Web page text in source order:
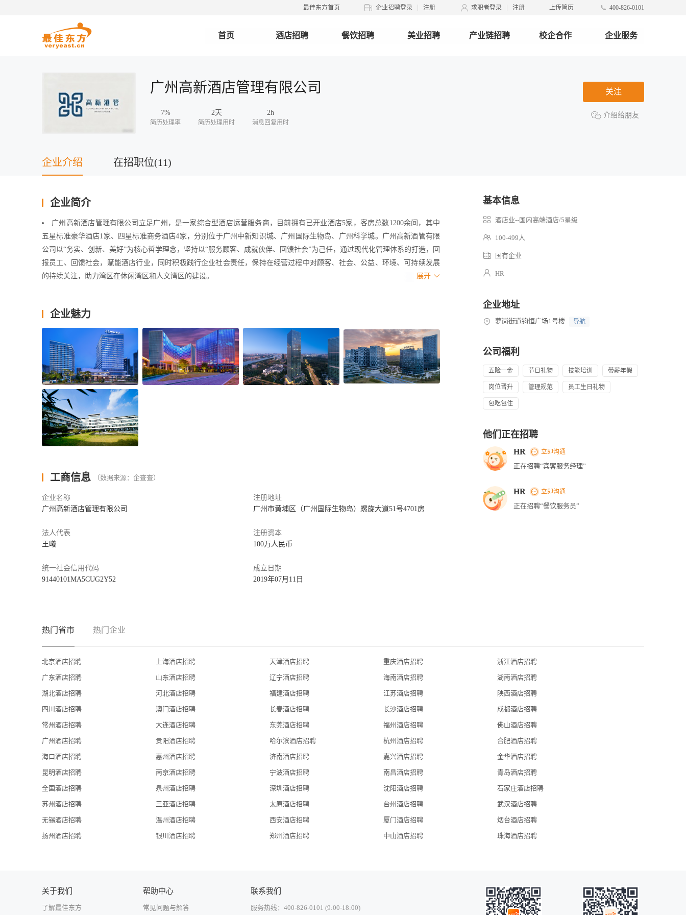
最佳东方首页 企业招聘登录 注册 求职者登录 注册 上传简历 400-826-0101
首页 酒店招聘 餐饮招聘 美业招聘 产业链招聘 校企合作 企业服务
广州高新酒店管理有限公司
7%
简历处理率
2天
简历处理用时
2h
消息回复用时
关注
介绍给朋友
企业介绍 在招职位(11)
企业简介
广州高新酒店管理有限公司立足广州，是一家综合型酒店运营服务商，目前拥有已开业酒店5家，客房总数1200余间，其中
五星标准豪华酒店1家、四星标准商务酒店4家，分别位于广州中新知识城、广州国际生物岛、广州科学城。广州高新酒管有限
公司以“务实、创新、美好”为核心哲学理念，坚持以“服务顾客、成就伙伴、回馈社会”为己任，通过现代化管理体系的打造，回
报员工、回馈社会，赋能酒店行业，同时积极践行企业社会责任，保持在经营过程中对顾客、社会、公益、环境、可持续发展
的持续关注，助力湾区在休闲湾区和人文湾区的建设。
MORDIN酒店又名开芯国际大酒店，是秉承合景泰富集团豪宅设计基因主打高级设计与奢华配套的全服务五星级酒店作为知识
城第一家五星级高端奢华酒店，遵循政府项目规则秉承建设初心和定位，突破常规空间设计超越传统现代奢华，营造贯穿室内
与花园的全局体验。“连接山林湖岸平衡都市丛林，艺术与生活相融合”的设计理念始终贯通于酒店各个空间。典雅考究的311间
客房，采用现代原木设计，彰显自然本色，简约装饰点缀浓郁岭南风韵。坐拥独特城市与园林视野，揽获凤凰湖、侧卧滨水公
园，生态园林环绕，尽收湖光绿色。客房甄选德国高端卫浴品牌系列用品，彰显贵族优雅气质，倾情打造一场非凡旅程，让您
如居家一般，尽享静谧的睡眠时光。酒店地址：广东省广州市黄埔区龙湖街道领创街9号
广州生物岛高新木莲庄酒店广州生物岛高新木莲庄酒店位于广州国际生物岛星岛环南路106号，毗邻地铁4号线官洲站，步行
约500米即可便利通达全城。从酒店出发，驱车前往珠江新城及琶洲会展中心仅约7公里车程。酒店拥有322间客房，配套餐厅，
洗衣房，会议室，行政空间等设施，辅以大堂书吧等休憩区域，于您在繁忙的商务活动中获得一份身体与心灵的宁静之享。客
房布草采用裸棉材质，零添加、无漂白，100%纯天然床品。床垫采用美国舒达品牌，精妙的弹簧支承结构，带给您每晚安静舒
适睡眠。酒店地址：广东省广州市黄埔区（广州国际生物岛）星岛环南路106号B3栋
核心位置。南依广州大学城、北望琶洲国际会展中心、东面遥望长洲岛、西面远眺广州果园生态保护区。融合了现代设计理念
意，更能将珠江江景及珠江新城CBD的城市胜景尽收眼底。此外，公寓内设有健身房、水疗区、游乐室等会所设施，无论是长
叠翠园、揽胜园及水墨园，发现生物岛一年四季独特的美。岛内6.6公里的环岛绿道，无论是沿江慢跑或是骑行，清新的空气、
绿意盎然的生态景观，不需远离繁华闹市也可享受悠哉的度假体验。酒店地址：广东省广州市黄埔区（广州国际生物岛）螺旋
广州知识城健芯国际大酒店健芯国际大酒店由广州高新区集团与木莲庄酒店集团联合打造，项目位于黄埔区九龙镇中新知识
城国际生物医药价值创新中心内，紧邻百济神州、GE龙沙、诺诚健华、P&G宝洁等大型企业，酒店定位中高端轻奢型商务酒
色，有免费停车场，提供丰富营养热早餐、燃动健身中心、焕新洗衣房、多功能会议厅、优雅大堂吧服务等，我们会为您提供
优质的服务，让您感受到健芯国际大酒店独具匠心的产品与服务。酒店地址：广东省广州市黄埔区九佛街生物医药园康兆二路
93号（广州中新知识城）
广州高新国羽木莲庄酒店 广州高新国羽木莲庄酒店位于广州科学城映日路1号，广州国际羽毛球培训中心旁，毗邻高德汇、
次交错的建筑空间设计，是欧式园林与科城体育公园完美融合的标识，让客人体验国际级体育配套设施带来的从容写意。酒店
本着诚信、关怀的经营理念，舒适、体贴的服务原则，感恩、厚德、敏行的企业文化，为您提供商务会议、餐饮、休闲娱乐、
运动健身、自助洗衣房，是商务出差的上佳选择。酒店地址：广东省广州市广州科学城映日路1号
展开
企业魅力
工商信息 （数据来源：企查查）
企业名称
广州高新酒店管理有限公司
注册地址
广州市黄埔区（广州国际生物岛）螺旋大道51号4701房
法人代表
王曦
注册资本
100万人民币
统一社会信用代码
91440101MA5CUG2Y52
成立日期
2019年07月11日
基本信息
酒店业--国内高端酒店/5星级
100-499人
国有企业
HR
企业地址
萝岗街道钧恒广场1号楼 导航
公司福利
五险一金 节日礼物 技能培训 带薪年假
岗位晋升 管理规范 员工生日礼物
包吃包住
他们正在招聘
HR 立即沟通
正在招聘“宾客服务经理”
HR 立即沟通
正在招聘“餐饮服务员”
热门省市 热门企业
北京酒店招聘 上海酒店招聘 天津酒店招聘 重庆酒店招聘 浙江酒店招聘
广东酒店招聘 山东酒店招聘 辽宁酒店招聘 海南酒店招聘 湖南酒店招聘
湖北酒店招聘 河北酒店招聘 福建酒店招聘 江苏酒店招聘 陕西酒店招聘
四川酒店招聘 澳门酒店招聘 长春酒店招聘 长沙酒店招聘 成都酒店招聘
常州酒店招聘 大连酒店招聘 东莞酒店招聘 福州酒店招聘 佛山酒店招聘
广州酒店招聘 贵阳酒店招聘 哈尔滨酒店招聘 杭州酒店招聘 合肥酒店招聘
海口酒店招聘 惠州酒店招聘 济南酒店招聘 嘉兴酒店招聘 金华酒店招聘
昆明酒店招聘 南京酒店招聘 宁波酒店招聘 南昌酒店招聘 青岛酒店招聘
全国酒店招聘 泉州酒店招聘 深圳酒店招聘 沈阳酒店招聘 石家庄酒店招聘
苏州酒店招聘 三亚酒店招聘 太原酒店招聘 台州酒店招聘 武汉酒店招聘
无锡酒店招聘 温州酒店招聘 西安酒店招聘 厦门酒店招聘 烟台酒店招聘
扬州酒店招聘 银川酒店招聘 郑州酒店招聘 中山酒店招聘 珠海酒店招聘
关于我们
了解最佳东方
帮助中心
常见问题与解答
联系我们
服务热线：400-826-0101 (9:00-18:00)